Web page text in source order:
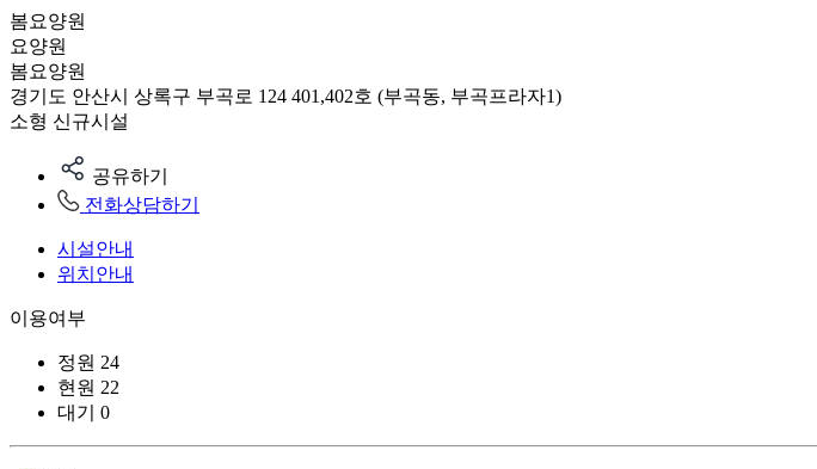
봄요양원
요양원
봄요양원
경기도 안산시 상록구 부곡로 124 401,402호 (부곡동, 부곡프라자1)
소형 신규시설
공유하기
전화상담하기
시설안내
위치안내
이용여부
정원 24
현원 22
대기
0